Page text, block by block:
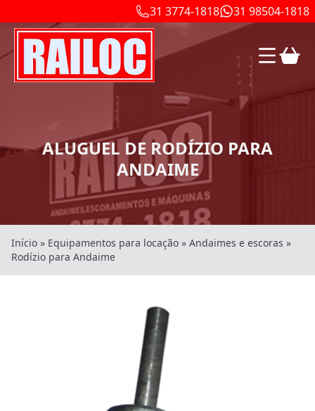
31 3774-1818 31 98504-1818
ALUGUEL DE RODÍZIO PARA
ANDAIME
Início » Equipamentos para locação » Andaimes e escoras »
Rodízio para Andaime